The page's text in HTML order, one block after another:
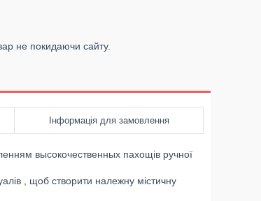
не покидаючи сайту.
Інформація для замовлення
высокочественных пахощів ручної
, щоб створити належну містичну